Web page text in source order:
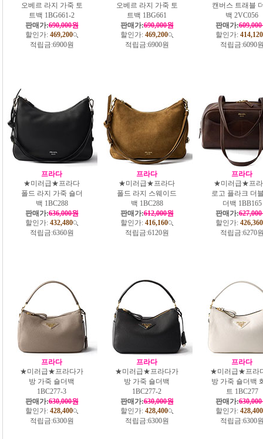
오베르 라지 가죽 토
트백 1BG661-2
판매가:690,000원
할인가: 469,200
적립금:6900원
오베르 라지 가죽 토
트백 1BG661
판매가:690,000원
할인가: 469,200
적립금:6900원
캔버스 트래블
백 2VC056
판매가:
할인가: 414,120
적립금:6090
프라다
★미러급★프라다
폴드 라지 가죽 숄더
백 1BC288
판매가:636,000원
할인가: 432,480
적립금:6360원
프라다
★미러급★프라다
폴드 라지 스웨이드
백 1BC288
판매가:612,000원
할인가: 416,160
적립금:6120원
프라다
★미러급★프
로고 플라크 더
더백 1BB165
판매가:
할인가: 426,360
적립금:6270
프라다
★미러급★프라다가
방 가죽 숄더백
1BC277-3
판매가:630,000원
할인가: 428,400
적립금:6300원
프라다
★미러급★프라다가
방 가죽 숄더백
1BC277-2
판매가:630,000원
할인가: 428,400
적립금:6300원
프라다
★미러급★프라
방 가죽 숄더백
트 1BC277
판매가:
할인가: 428,400
적립금:6300